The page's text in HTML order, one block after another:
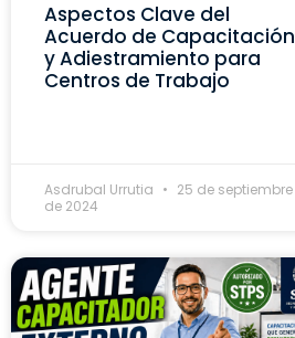
Aspectos Clave del
Acuerdo de Capacitación
y Adiestramiento para
Centros de Trabajo
Asdrubal Urrutia
25 de septiembre
de 2024